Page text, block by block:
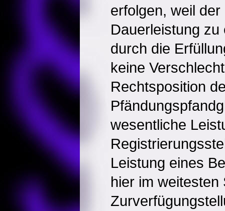
erfolgen, weil
Dauerleistung
durch die
keine
Rechtsposition
wesentliche
Leistung eines
hier im weitesten